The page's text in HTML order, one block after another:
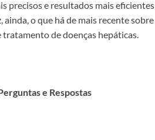
precisos e resultados mais eficientes
o que há de mais recente sobre
de doenças hepáticas.
e Respostas